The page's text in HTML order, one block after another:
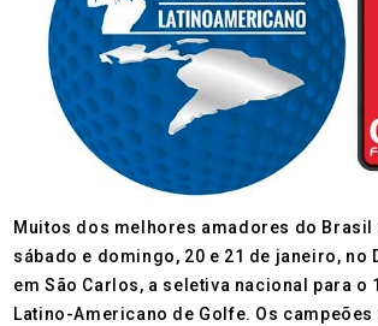
Muitos dos melhores amadores do Brasil
sábado e domingo, 20 e 21 de janeiro, no
em São Carlos, a seletiva nacional para o
Latino-Americano de Golfe. Os campeões